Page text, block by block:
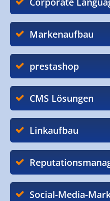
Markenaufbau
prestashop
CMS Lösungen
Linkaufbau
Social-Media-